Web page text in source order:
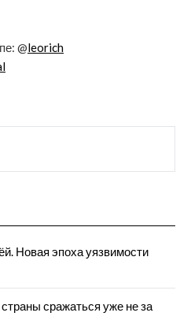
@leorich
Новая эпоха уязвимости
сражаться уже не за